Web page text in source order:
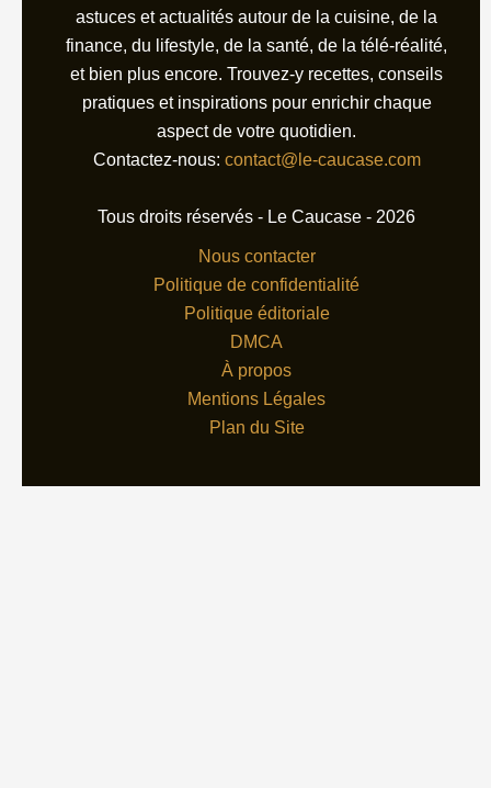
astuces et actualités autour de la cuisine, de la
finance, du lifestyle, de la santé, de la télé-réalité,
et bien plus encore. Trouvez-y recettes, conseils
pratiques et inspirations pour enrichir chaque
aspect de votre quotidien.
Contactez-nous: contact@le-caucase.com
Tous droits réservés - Le Caucase - 2026
Nous contacter
Politique de confidentialité
Politique éditoriale
DMCA
À propos
Mentions Légales
Plan du Site